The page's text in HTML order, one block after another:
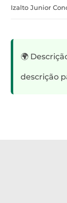
Izalto Junior
🌍
descrição